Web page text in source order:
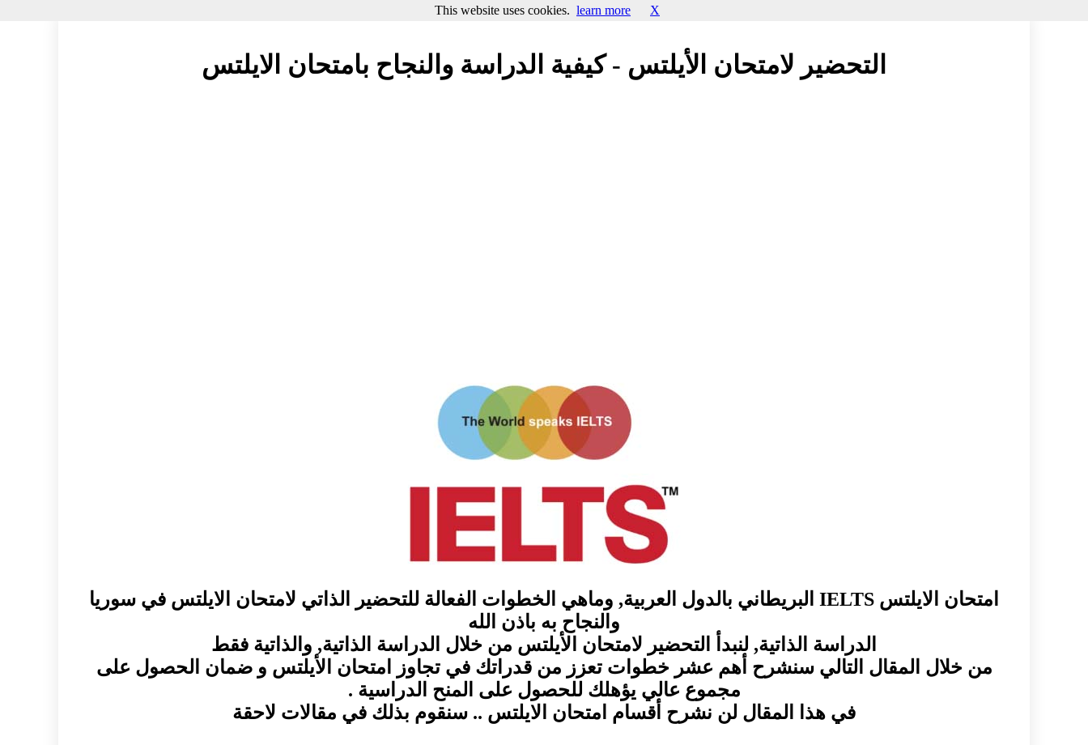
التحضير لامتحان الأيلتس - كيفية الدراسة والنجاح بامتحان الايلتس
امتحان الايلتس IELTS البريطاني بالدول العربية, وماهي الخطوات الفعالة للتحضير الذاتي لامتحان الايلتس في سوريا
والنجاح به باذن الله
الدراسة الذاتية, لنبدأ التحضير لامتحان الأيلتس من خلال الدراسة الذاتية, والذاتية فقط
من خلال المقال التالي سنشرح أهم عشر خطوات تعزز من قدراتك في تجاوز امتحان الأيلتس و ضمان الحصول على
مجموع عالي يؤهلك للحصول على المنح الدراسية .
في هذا المقال لن نشرح أقسام امتحان الايلتس .. سنقوم بذلك في مقالات لاحقة
This website uses cookies. learn more X